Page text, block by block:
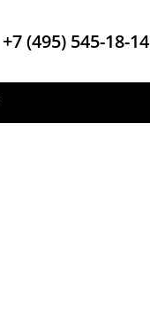
+7 (495) 545-18-14